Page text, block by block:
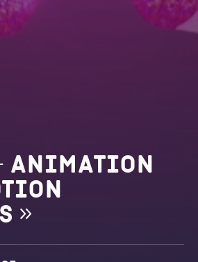
animation
»